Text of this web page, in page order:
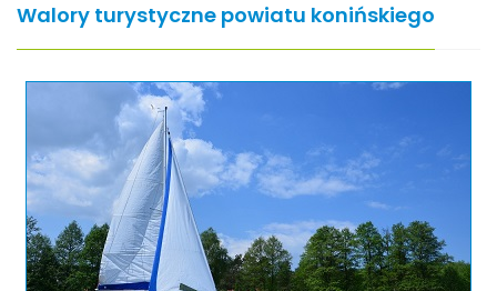
Walory turystyczne powiatu konińskiego